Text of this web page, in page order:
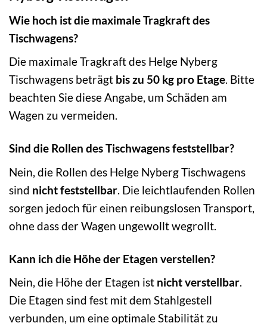
Wie hoch ist die maximale Tragkraft des
Tischwagens?
Die maximale Tragkraft des Helge Nyberg
Tischwagens beträgt bis zu 50 kg pro Etage. Bitte
beachten Sie diese Angabe, um Schäden am
Wagen zu vermeiden.
Sind die Rollen des Tischwagens feststellbar?
Nein, die Rollen des Helge Nyberg Tischwagens
sind nicht feststellbar. Die leichtlaufenden Rollen
sorgen jedoch für einen reibungslosen Transport,
ohne dass der Wagen ungewollt wegrollt.
Kann ich die Höhe der Etagen verstellen?
Nein, die Höhe der Etagen ist nicht verstellbar.
Die Etagen sind fest mit dem Stahlgestell
verbunden, um eine optimale Stabilität zu